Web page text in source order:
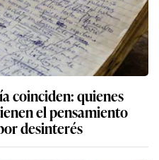
coinciden: quienes
el pensamiento
desinterés